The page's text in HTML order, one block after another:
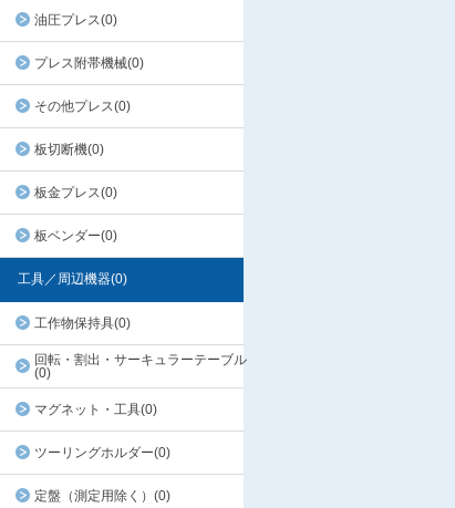
油圧プレス(0)
プレス附帯機械(0)
その他プレス(0)
板切断機(0)
板金プレス(0)
板ベンダー(0)
工具／周辺機器(0)
工作物保持具(0)
回転・割出・サーキュラーテーブル
(0)
マグネット・工具(0)
ツーリングホルダー(0)
定盤（測定用除く）(0)